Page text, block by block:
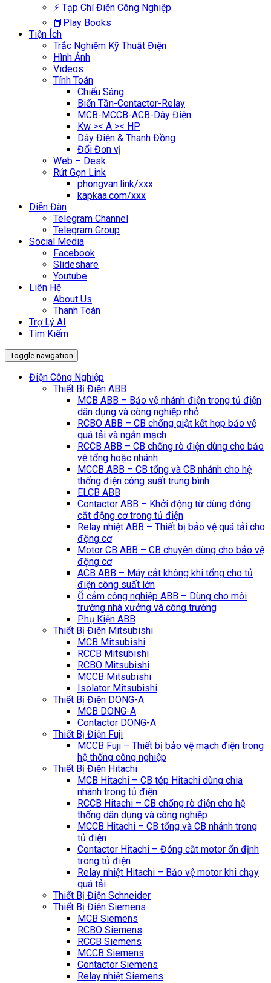
⚡ Tạp Chí Điện Công Nghiệp
📕Play Books
Tiện Ích
Trắc Nghiệm Kỹ Thuật Điện
Hình Ảnh
Videos
Tính Toán
Chiếu Sáng
Biến Tần-Contactor-Relay
MCB-MCCB-ACB-Dây Điện
Kw >< A >< HP
Dây Điện & Thanh Đồng
Đổi Đơn vị
Web – Desk
Rút Gọn Link
phongvan.link/xxx
kapkaa.com/xxx
Diễn Đàn
Telegram Channel
Telegram Group
Social Media
Facebook
Slideshare
Youtube
Liên Hệ
About Us
Thanh Toán
Trợ Lý AI
Tìm Kiếm
Toggle navigation
Điện Công Nghiệp
Thiết Bị Điện ABB
MCB ABB – Bảo vệ nhánh điện trong tủ điện
dân dụng và công nghiệp nhỏ
RCBO ABB – CB chống giật kết hợp bảo vệ
quá tải và ngắn mạch
RCCB ABB – CB chống rò điện dùng cho bảo
vệ tổng hoặc nhánh
MCCB ABB – CB tổng và CB nhánh cho hệ
thống điện công suất trung bình
ELCB ABB
Contactor ABB – Khởi động từ dùng đóng
cắt động cơ trong tủ điện
Relay nhiệt ABB – Thiết bị bảo vệ quá tải cho
động cơ
Motor CB ABB – CB chuyên dùng cho bảo vệ
động cơ
ACB ABB – Máy cắt không khi tổng cho tủ
điện công suất lớn
Ổ cắm công nghiệp ABB – Dùng cho môi
trường nhà xưởng và công trường
Phụ Kiện ABB
Thiết Bị Điện Mitsubishi
MCB Mitsubishi
RCCB Mitsubishi
RCBO Mitsubishi
MCCB Mitsubishi
Isolator Mitsubishi
Thiết Bị Điện DONG-A
MCB DONG-A
Contactor DONG-A
Thiết Bị Điện Fuji
MCCB Fuji – Thiết bị bảo vệ mạch điện trong
hệ thống công nghiệp
Thiết Bị Điện Hitachi
MCB Hitachi – CB tép Hitachi dùng chia
nhánh trong tủ điện
RCCB Hitachi – CB chống rò điện cho hệ
thống dân dụng và công nghiệp
MCCB Hitachi – CB tổng và CB nhánh trong
tủ điện
Contactor Hitachi – Đóng cắt motor ổn định
trong tủ điện
Relay nhiệt Hitachi – Bảo vệ motor khi chạy
quá tải
Thiết Bị Điện Schneider
Thiết Bị Điện Siemens
MCB Siemens
RCBO Siemens
RCCB Siemens
MCCB Siemens
Contactor Siemens
Relay nhiệt Siemens